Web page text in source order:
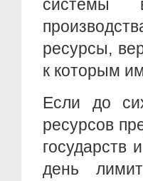
системы
ресурсы,
к которым
Если до
ресурсов
государств
день